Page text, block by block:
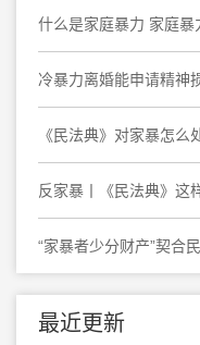
什么是家庭暴力 家庭暴
冷暴力离婚能申请精神
《民法典》对家暴怎么
反家暴丨《民法典》
“家暴者少分财产”契合
最近更新